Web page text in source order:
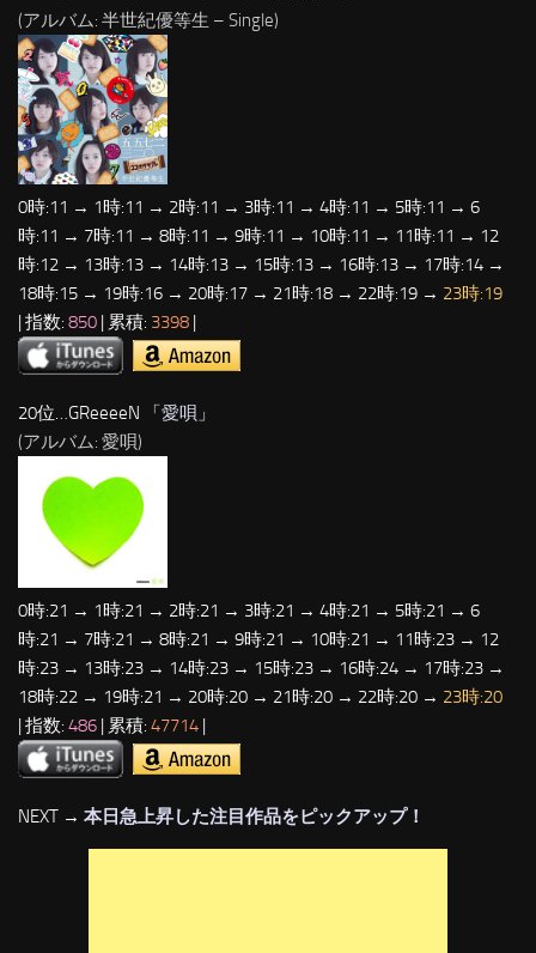
(アルバム: 半世紀優等生 – Single)
0時:11 → 1時:11 → 2時:11 → 3時:11 → 4時:11 → 5時:11 → 6
時:11 → 7時:11 → 8時:11 → 9時:11 → 10時:11 → 11時:11 → 12
時:12 → 13時:13 → 14時:13 → 15時:13 → 16時:13 → 17時:14 →
18時:15 → 19時:16 → 20時:17 → 21時:18 → 22時:19 → 23時:19
| 指数: 850 | 累積: 3398 |
20位…GReeeeN 「愛唄 」
(アルバム: 愛唄)
0時:21 → 1時:21 → 2時:21 → 3時:21 → 4時:21 → 5時:21 → 6
時:21 → 7時:21 → 8時:21 → 9時:21 → 10時:21 → 11時:23 → 12
時:23 → 13時:23 → 14時:23 → 15時:23 → 16時:24 → 17時:23 →
18時:22 → 19時:21 → 20時:20 → 21時:20 → 22時:20 → 23時:20
| 指数: 486 | 累積: 47714 |
NEXT → 本日急上昇した注目作品をピックアップ！